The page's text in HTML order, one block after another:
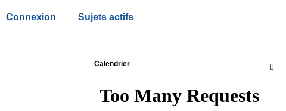
Connexion Sujets actifs

Calendrier